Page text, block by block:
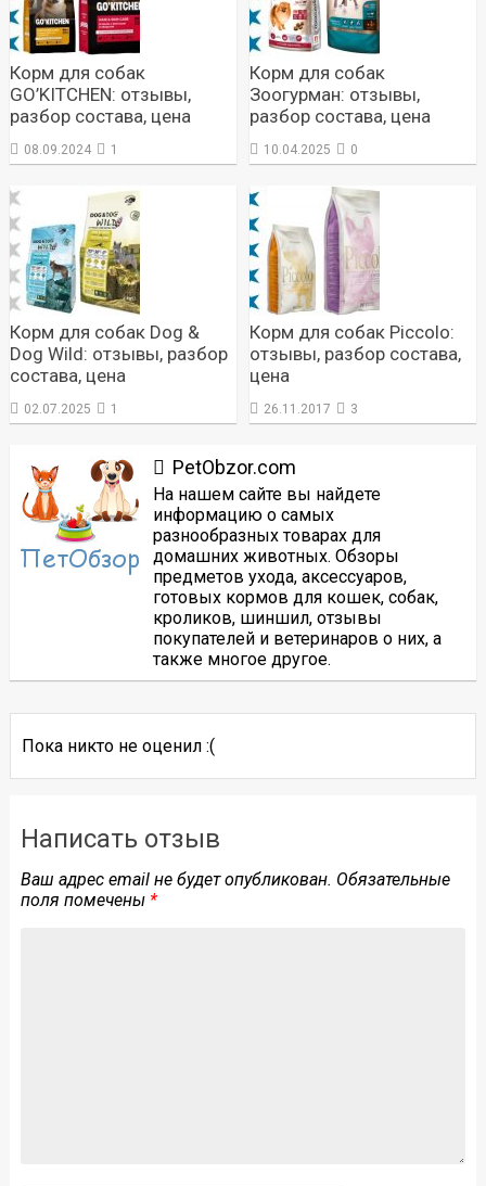
Корм для собак
GO’KITCHEN: отзывы,
разбор состава, цена
08.09.2024 1
Корм для собак
Зоогурман: отзывы,
разбор состава, цена
10.04.2025 0
Корм для собак Dog &
Dog Wild: отзывы, разбор
состава, цена
02.07.2025 1
Корм для собак Piccolo:
отзывы, разбор состава,
цена
26.11.2017 3
PetObzor.com
На нашем сайте вы найдете
информацию о самых
разнообразных товарах для
домашних животных. Обзоры
предметов ухода, аксессуаров,
готовых кормов для кошек, собак,
кроликов, шиншил, отзывы
покупателей и ветеринаров о них, а
также многое другое.
Пока никто не оценил :(
Написать отзыв
Ваш адрес email не будет опубликован. Обязательные
поля помечены *